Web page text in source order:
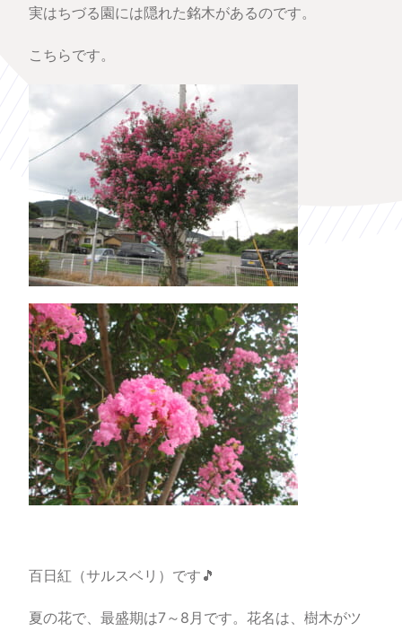
実はちづる園には隠れた銘木があるのです。
こちらです。
百日紅（サルスベリ）です🎵
夏の花で、最盛期は7～8月です。花名は、樹木がツ